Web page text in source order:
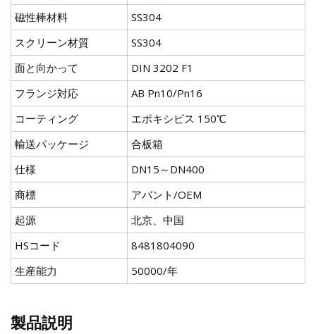
磁性棒材料
SS304
スクリーン材質
SS304
面と向かって
DIN 3202 F1
フランジ対応
AB Pn10/Pn16
コーティング
エポキシビス 150℃
輸送パッケージ
合板箱
仕様
DN15～DN400
商標
アバント/OEM
起源
北京、中国
HSコード
8481804090
生産能力
50000/年
製品説明